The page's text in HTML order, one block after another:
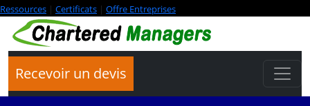
Ressources | Certificats | Offre Entreprises
Recevoir un devis